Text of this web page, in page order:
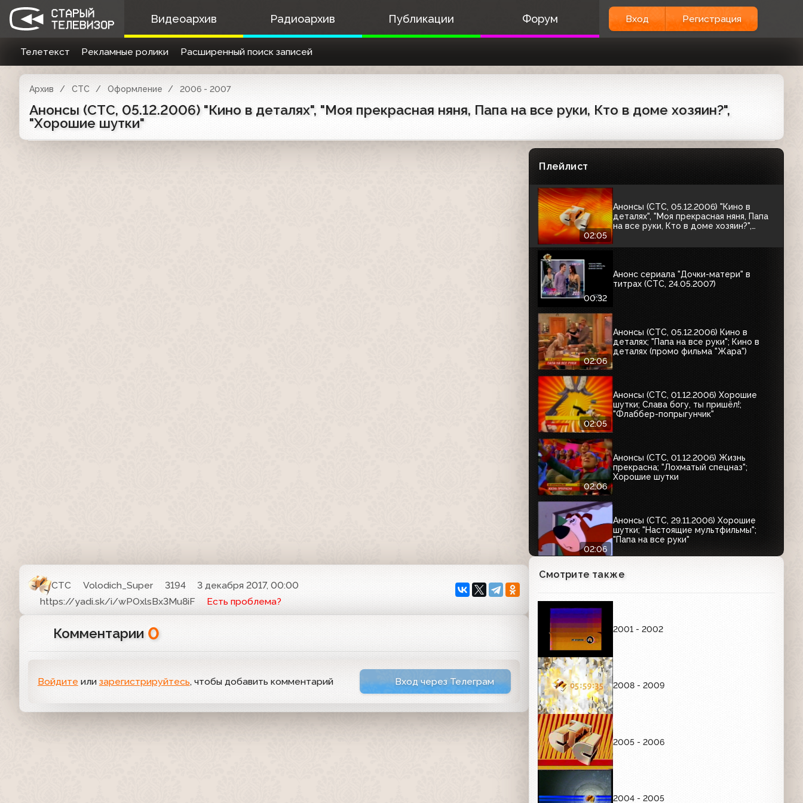
Видеоархив Радиоархив Публикации Форум Вход Регистрация
Телетекст Рекламные ролики Расширенный поиск записей
Архив СТС Оформление 2006 - 2007
Анонсы (СТС, 05.12.2006) "Кино в деталях", "Моя прекрасная няня, Папа на все руки, Кто в доме хозяин?",
"Хорошие шутки"
СТС Volodich_Super 3194
3 декабря 2017, 00:00
https://yadi.sk/i/wPOxlsBx3Mu8iF
Есть проблема?
Комментарии 0
Войдите или зарегистрируйтесь, чтобы добавить комментарий Вход через Телеграм
Плейлист
Анонсы (СТС, 28.11.2006) "Настоящие
мультфильмы"; "Папа на все руки";
"Особь"
00:14
00:32
Анонс фильма "Грязные танцы" (СТС,
02:05
Анонсы (СТС, 05.12.2006) "Кино в
деталях", "Моя прекрасная няня, Папа
на все руки, Кто в доме хозяин?",
00:32
Анонс сериала "Дочки-матери" в
титрах (СТС, 24.05.2007)
02:06
Анонсы (СТС, 05.12.2006) Кино в
деталях; "Папа на все руки"; Кино в
деталях (промо фильма "Жара")
02:05
Анонсы (СТС, 01.12.2006) Хорошие
шутки; Слава богу, ты пришёл!;
"Флаббер-попрыгунчик"
02:06
Анонсы (СТС, 01.12.2006) Жизнь
прекрасна; "Лохматый спецназ";
Хорошие шутки
02:06
Анонсы (СТС, 29.11.2006) Хорошие
шутки; "Настоящие мультфильмы";
"Папа на все руки"
02:05
деталях; "Тайны Смолвиля"; Кино в
02:05
02:06
Смолвиля"; Хорошие шутки
01:35
Смотрите также
2001 - 2002
2008 - 2009
2005 - 2006
2004 - 2005